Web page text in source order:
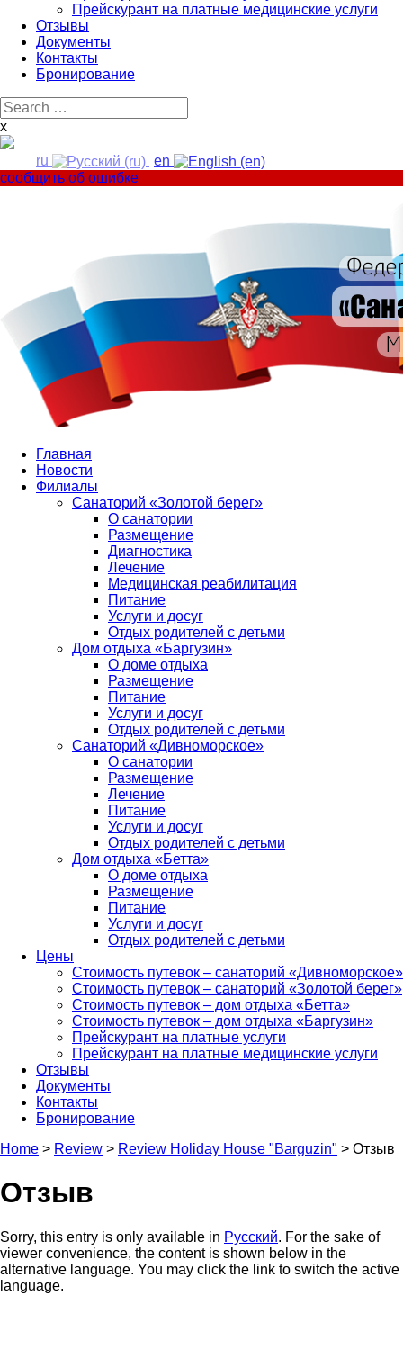
Прейскурант на платные медицинские услуги
Отзывы
Документы
Контакты
Бронирование
Search
for:
x
ru
en
сообщить об ошибке
Главная
Новости
Филиалы
Санаторий «Золотой берег»
О санатории
Размещение
Диагностика
Лечение
Медицинская реабилитация
Питание
Услуги и досуг
Отдых родителей с детьми
Дом отдыха «Баргузин»
О доме отдыха
Размещение
Питание
Услуги и досуг
Отдых родителей с детьми
Санаторий «Дивноморское»
О санатории
Размещение
Лечение
Питание
Услуги и досуг
Отдых родителей с детьми
Дом отдыха «Бетта»
О доме отдыха
Размещение
Питание
Услуги и досуг
Отдых родителей с детьми
Цены
Стоимость путевок – санаторий «Дивноморское»
Стоимость путевок – санаторий «Золотой берег»
Стоимость путевок – дом отдыха «Бетта»
Стоимость путевок – дом отдыха «Баргузин»
Прейскурант на платные услуги
Прейскурант на платные медицинские услуги
Отзывы
Документы
Контакты
Бронирование
Home > Review > Review Holiday House "Barguzin" > Отзыв
Отзыв
Sorry, this entry is only available in Русский. For the sake of
viewer convenience, the content is shown below in the
alternative language. You may click the link to switch the active
language.